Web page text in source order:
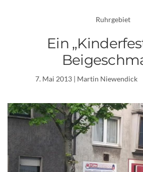
Ruhrgebiet
Ein
7. Mai 2013| Martin Niewendick